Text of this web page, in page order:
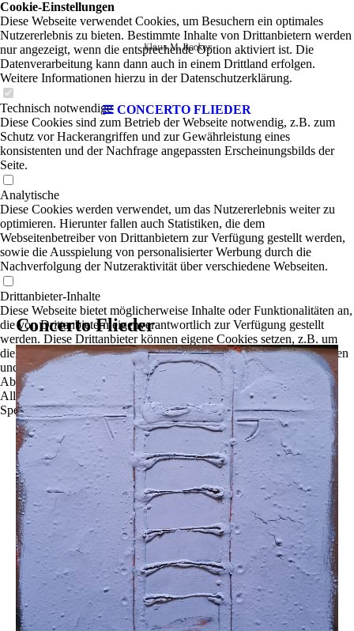
CONCERTO FLIEDER
Concerto Flieder
Cookie-Einstellungen
Diese Webseite verwendet Cookies, um Besuchern ein optimales
Nutzererlebnis zu bieten. Bestimmte Inhalte von Drittanbietern werden
nur angezeigt, wenn die entsprechende Option aktiviert ist. Die
Datenverarbeitung kann dann auch in einem Drittland erfolgen.
Weitere Informationen hierzu in der Datenschutzerklärung.
Technisch notwendige
Diese Cookies sind zum Betrieb der Webseite notwendig, z.B. zum
Schutz vor Hackerangriffen und zur Gewährleistung eines
konsistenten und der Nachfrage angepassten Erscheinungsbilds der
Seite.
Analytische
Diese Cookies werden verwendet, um das Nutzererlebnis weiter zu
optimieren. Hierunter fallen auch Statistiken, die dem
Webseitenbetreiber von Drittanbietern zur Verfügung gestellt werden,
sowie die Ausspielung von personalisierter Werbung durch die
Nachverfolgung der Nutzeraktivität über verschiedene Webseiten.
Drittanbieter-Inhalte
Diese Webseite bietet möglicherweise Inhalte oder Funktionalitäten an,
die von Drittanbietern eigenverantwortlich zur Verfügung gestellt
werden. Diese Drittanbieter können eigene Cookies setzen, z.B. um
die Nutzeraktivität zu verfolgen oder ihre Angebote zu personalisieren
und zu optimieren.
Ablehnen
Alle akzeptieren
Speichern